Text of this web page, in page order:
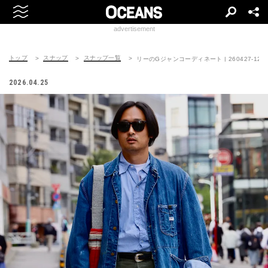
advertisement
トップ スナップ スナップ一覧 リーのGジャンコーディネート | 260427-
2026.04.25